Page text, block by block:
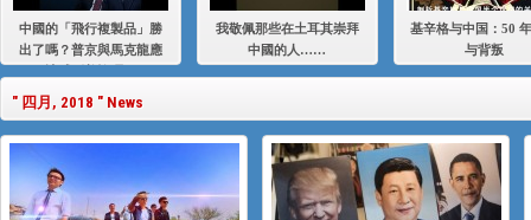
伊利夏提：满目苍夷2020，难见彼岸2021
中國的「飛行複製品」勝
出了嗎？普京與馬克龍應
我敬佩那些在土耳其崇拜
中國的人……
基辛格与中国：50
与背叛
" 四月, 2018 " News